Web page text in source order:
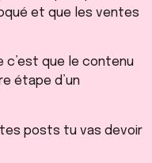
et que les ventes
c’est que le contenu
étape d’un
tes posts tu vas devoir